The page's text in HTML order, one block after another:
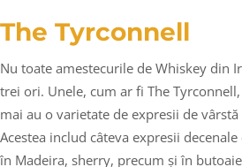
The Tyrconnell
Nu toate amestecurile de Whiskey din
trei ori. Unele, cum ar fi The
mai au o varietate de expresii de
Acestea includ câteva expresii
în Madeira, sherry, precum și în